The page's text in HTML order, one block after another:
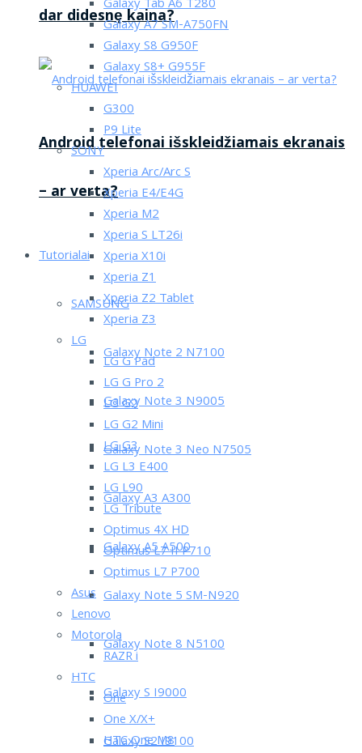
dar didesnę kaina?
Android telefonai išskleidžiamais ekranais
– ar verta?
Tutorialai
SAMSUNG
Galaxy Note 2 N7100
Galaxy Note 3 N9005
Galaxy Note 3 Neo N7505
Galaxy A3 A300
Galaxy A5 A500
Galaxy Note 5 SM-N920
Galaxy Note 8 N5100
Galaxy S I9000
Galaxy S2 I9100
Galaxy Tab A6 T280
Galaxy A7 SM-A750FN
Galaxy S8 G950F
Galaxy S8+ G955F
HUAWEI
G300
P9 Lite
SONY
Xperia Arc/Arc S
Xperia E4/E4G
Xperia M2
Xperia S LT26i
Xperia X10i
Xperia Z1
Xperia Z2 Tablet
Xperia Z3
LG
LG G Pad
LG G Pro 2
LG G2
LG G2 Mini
LG G3
LG L3 E400
LG L90
LG Tribute
Optimus 4X HD
Optimus L7 II P710
Optimus L7 P700
Asus
Lenovo
Motorola
RAZR i
HTC
One
One X/X+
HTC One M8